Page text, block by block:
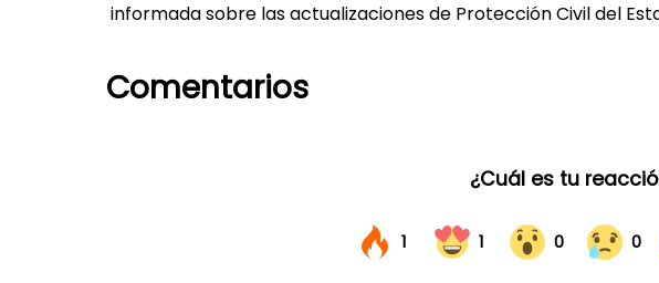
informada sobre las actualizaciones de Protección Civil del
Comentarios